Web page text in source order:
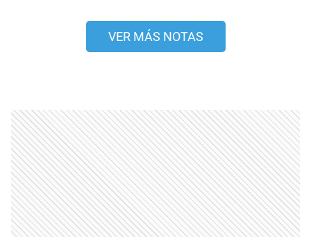
VER MÁS NOTAS